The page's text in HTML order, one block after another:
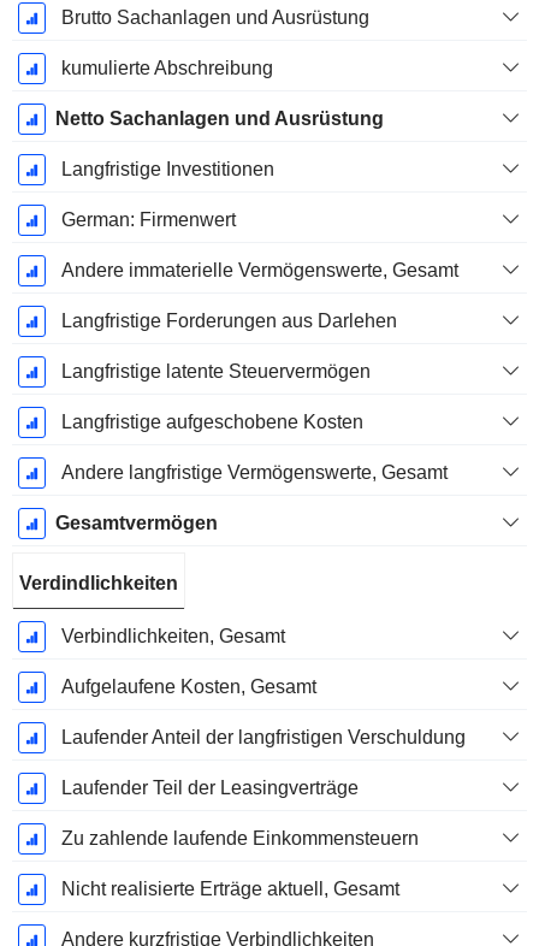
Brutto Sachanlagen und Ausrüstung
kumulierte Abschreibung
Netto Sachanlagen und Ausrüstung
Langfristige Investitionen
German: Firmenwert
Andere immaterielle Vermögenswerte, Gesamt
Langfristige Forderungen aus Darlehen
Langfristige latente Steuervermögen
Langfristige aufgeschobene Kosten
Andere langfristige Vermögenswerte, Gesamt
Gesamtvermögen
Verdindlichkeiten
Verbindlichkeiten, Gesamt
Aufgelaufene Kosten, Gesamt
Laufender Anteil der langfristigen Verschuldung
Laufender Teil der Leasingverträge
Zu zahlende laufende Einkommensteuern
Nicht realisierte Erträge aktuell, Gesamt
Andere kurzfristige Verbindlichkeiten